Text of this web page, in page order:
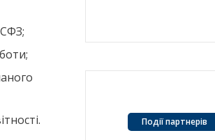
Події партнерів